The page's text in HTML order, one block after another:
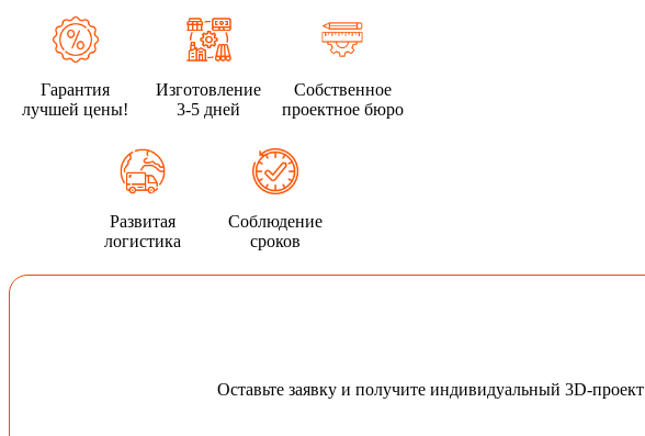
Гарантия
лучшей цены!
Изготовление
3-5 дней
Собственное
проектное бюро
Развитая
логистика
Соблюдение
сроков
Оставьте заявку и получите индивидуальный 3D-проект